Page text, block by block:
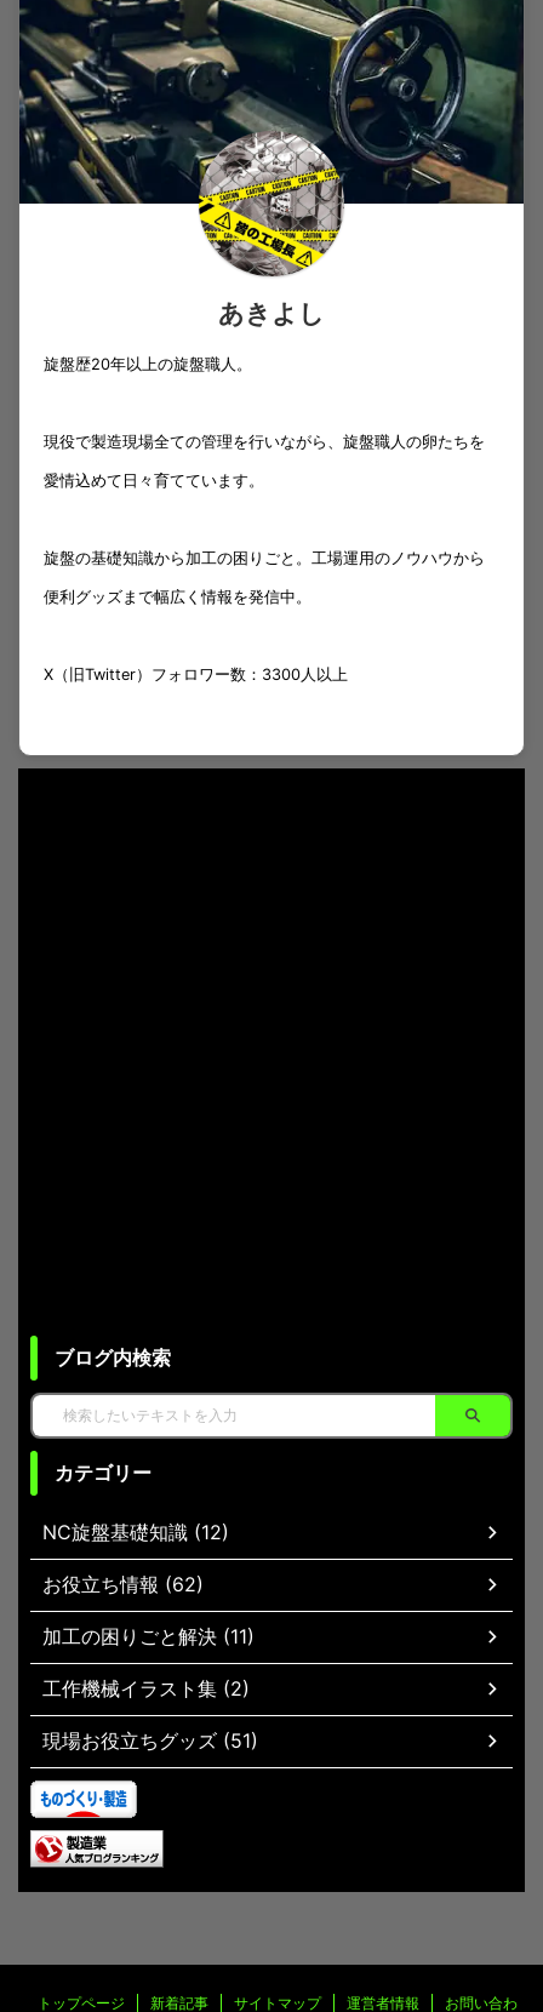
あきよし
旋盤歴20年以上の旋盤職人。
現役で製造現場全ての管理を行いながら、旋盤職人の卵たちを
愛情込めて日々育てています。
旋盤の基礎知識から加工の困りごと。工場運用のノウハウから
便利グッズまで幅広く情報を発信中。
X（旧Twitter）フォロワー数：3300人以上
ブログ内検索
カテゴリー
NC旋盤基礎知識 (12)
お役立ち情報 (62)
加工の困りごと解決 (11)
工作機械イラスト集 (2)
現場お役立ちグッズ (51)
トップページ 新着記事 サイトマップ 運営者情報 お問い合わ